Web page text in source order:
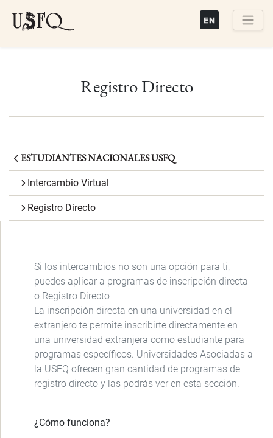
Registro Directo
ESTUDIANTES NACIONALES USFQ
Intercambio Virtual
Registro Directo
Si los intercambios no son una opción para ti,
puedes aplicar a programas de inscripción directa
o Registro Directo
La inscripción directa en una universidad en el
extranjero te permite inscribirte directamente en
una universidad extranjera como estudiante para
programas específicos. Universidades Asociadas a
la USFQ ofrecen gran cantidad de programas de
registro directo y las podrás ver en esta sección.
¿Cómo funciona?